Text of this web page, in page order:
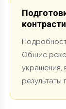
Общие
украшения,